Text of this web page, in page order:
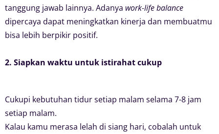
tanggung jawab lainnya. Adanya work-life balance
dipercaya dapat meningkatkan kinerja dan membuatmu
bisa lebih berpikir positif.
2. Siapkan waktu untuk istirahat cukup
Cukupi kebutuhan tidur setiap malam selama 7-8 jam
setiap malam.
Kalau kamu merasa lelah di siang hari, cobalah untuk